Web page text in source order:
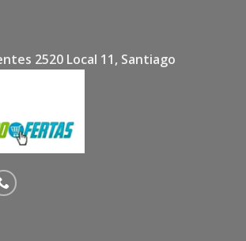
2520 Local 11, Santiago